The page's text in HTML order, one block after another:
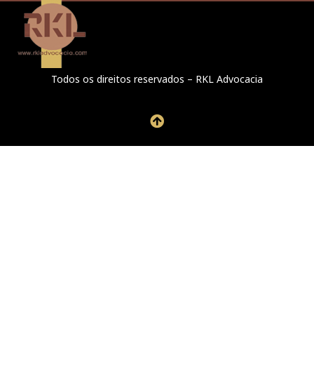
Todos os direitos reservados – RKL Advocacia